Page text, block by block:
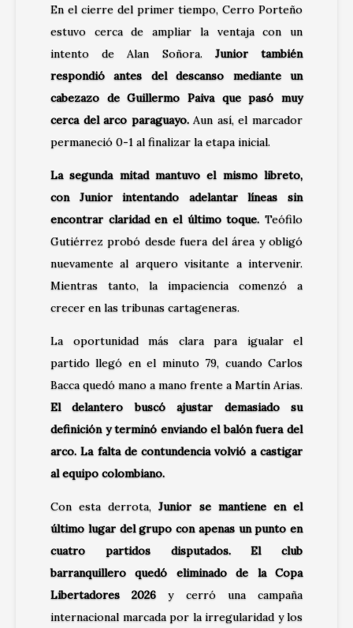
En el cierre del primer tiempo, Cerro Porteño
estuvo cerca de ampliar la ventaja con un
intento de Alan Soñora. Junior también
respondió antes del descanso mediante un
cabezazo de Guillermo Paiva que pasó muy
cerca del arco paraguayo.Aun así, el marcador
permaneció 0-1 al finalizar la etapa inicial.
La segunda mitad mantuvo el mismo libreto,
con Junior intentando adelantar líneas sin
encontrar claridad en el último toque. Teófilo
Gutiérrez probó desde fuera del área y obligó
nuevamente al arquero visitante a intervenir.
Mientras tanto, la impaciencia comenzó a
crecer en las tribunas cartageneras.
La oportunidad más clara para igualar el
partido llegó en el minuto 79, cuando Carlos
Bacca quedó mano a mano frente a Martín Arias.
El delantero buscó ajustar demasiado su
definición y terminó enviando el balón fuera del
arco. La falta de contundencia volvió a castigar
al equipo colombiano.
Con esta derrota,Junior se mantiene en el
último lugar del grupo con apenas un punto en
cuatro partidos disputados. El club
barranquillero quedó eliminado de la Copa
Libertadores 2026 y cerró una campaña
internacional marcada por la irregularidad y los